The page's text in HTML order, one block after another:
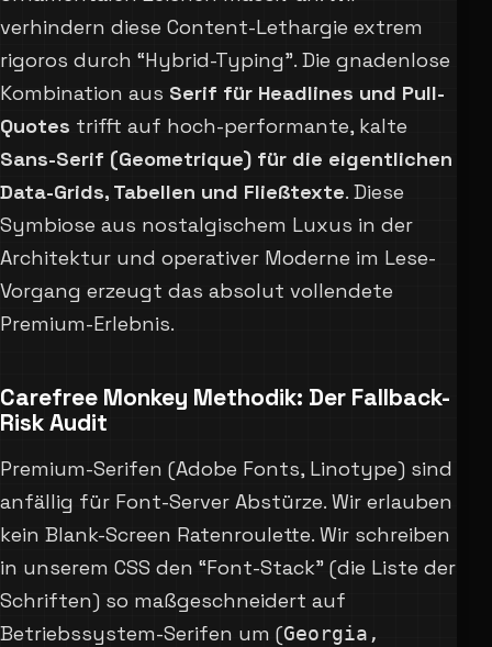
verhindern diese Content-Lethargie extrem
rigoros durch “Hybrid-Typing”. Die gnadenlose
Kombination aus Serif für Headlines und Pull-
Quotes trifft auf hoch-performante, kalte
Sans-Serif (Geometrique) für die eigentlichen
Data-Grids, Tabellen und Fließtexte. Diese
Symbiose aus nostalgischem Luxus in der
Architektur und operativer Moderne im Lese-
Vorgang erzeugt das absolut vollendete
Premium-Erlebnis.
Carefree Monkey Methodik: Der Fallback-
Risk Audit
Premium-Serifen (Adobe Fonts, Linotype) sind
anfällig für Font-Server Abstürze. Wir erlauben
kein Blank-Screen Ratenroulette. Wir schreiben
in unserem CSS den “Font-Stack” (die Liste der
Schriften) so maßgeschneidert auf
Betriebssystem-Serifen um (Georgia,